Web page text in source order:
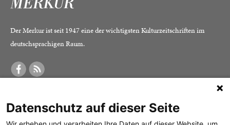
Der Merkur ist seit 1947 eine der wichtigsten Kulturzeitschriften im
deutschsprachigen Raum.
Was ist der Merkur?
Alle Abos im Überblick Impressum
Datenschutz auf dieser Seite